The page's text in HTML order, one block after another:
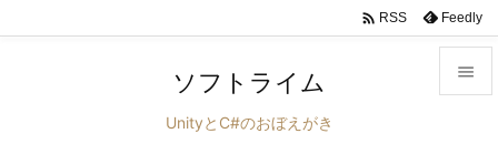

 RSS Feedly
ソフトライム
UnityとC#のおぼえがき